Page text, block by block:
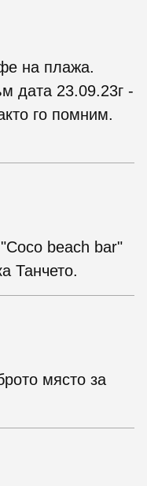
на плажа.
дата 23.09.23г -
го помним.
beach bar"
Танчето.
място за